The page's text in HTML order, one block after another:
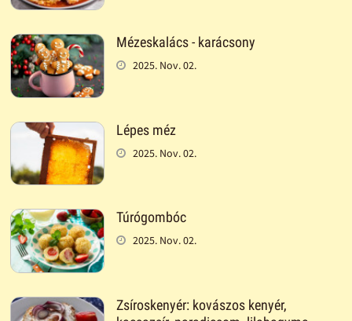
Mézeskalács - karácsony
2025. Nov. 02.
Lépes méz
2025. Nov. 02.
Túrógombóc
2025. Nov. 02.
Zsíroskenyér: kovászos kenyér,